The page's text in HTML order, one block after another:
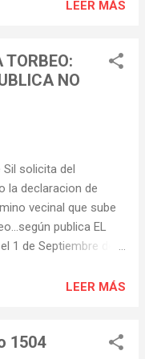
en Buenos Aires,
y termin...
viejo ya que se dice
para la
Bierzo 'A Morteira'
hemos
y encontrado
y otros arboles
Las otras son de
fraga de Torbeo. En
Medio Ambiente
-Plagas del
297-310.pdf - -La
LEER MÁS
TORBEO:
NO
Sil solicita del
la declaracion de
vecinal que sube
publica EL
1 de Septiembre de
Preside del Consejo
Coruña) ; Jefe del
LEER MÁS
1504